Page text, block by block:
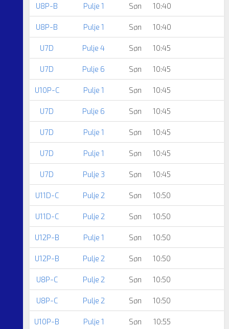
U8P-B Pulje 1 Søn 10:40
U8P-B Pulje 1 Søn 10:40
U7D Pulje 4 Søn 10:45
U7D Pulje 6 Søn 10:45
U10P-C Pulje 1 Søn 10:45
U7D Pulje 6 Søn 10:45
U7D Pulje 1 Søn 10:45
U7D Pulje 1 Søn 10:45
U7D Pulje 3 Søn 10:45
U11D-C Pulje 2 Søn 10:50
U11D-C Pulje 2 Søn 10:50
U12P-B Pulje 1 Søn 10:50
U12P-B Pulje 2 Søn 10:50
U8P-C Pulje 2 Søn 10:50
U8P-C Pulje 2 Søn 10:50
U10P-B Pulje 1 Søn 10:55